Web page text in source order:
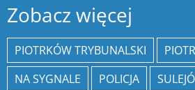
Zobacz więcej
PIOTRKÓW TRYBUNALSKI
NA SYGNALE
POLICJA